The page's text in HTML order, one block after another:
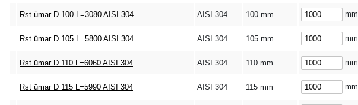
Rst ümar D 100 L=3080 AISI 304 AISI 304 100 mm mm
Rst ümar D 105 L=5800 AISI 304 AISI 304 105 mm mm
Rst ümar D 110 L=6060 AISI 304 AISI 304 110 mm mm
Rst ümar D 115 L=5990 AISI 304 AISI 304 115 mm mm